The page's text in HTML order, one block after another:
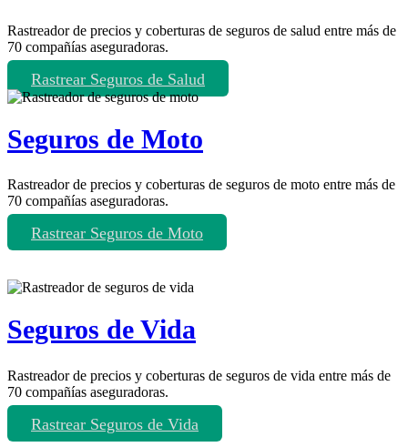
Rastreador de precios y coberturas de seguros de salud entre más de
70 compañías aseguradoras.
Rastrear Seguros de Salud
Seguros de Moto
Rastreador de precios y coberturas de seguros de moto entre más de
70 compañías aseguradoras.
Rastrear Seguros de Moto
Seguros de Vida
Rastreador de precios y coberturas de seguros de vida entre más de
70 compañías aseguradoras.
Rastrear Seguros de Vida